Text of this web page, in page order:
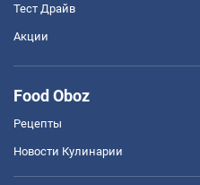
Тест Драйв
Акции
Food Oboz
Рецепты
Новости Кулинарии